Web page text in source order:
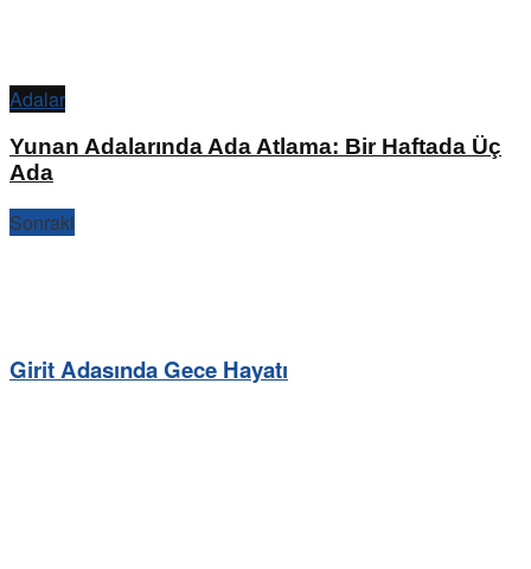
Adalar
Yunan Adalarında Ada Atlama: Bir Haftada Üç
Ada
Sonraki
Girit Adasında Gece Hayatı